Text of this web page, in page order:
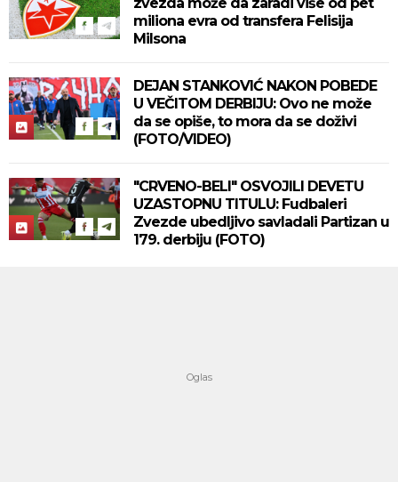
miliona evra od transfera Felisija
Milsona
DEJAN STANKOVIĆ NAKON POBEDE
U VEČITOM DERBIJU: Ovo ne može
da se opiše, to mora da se doživi
(FOTO/VIDEO)
"CRVENO-BELI" OSVOJILI DEVETU
UZASTOPNU TITULU: Fudbaleri
Zvezde ubedljivo savladali Partizan u
179. derbiju (FOTO)